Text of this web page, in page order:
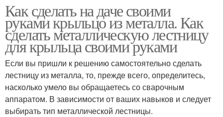
Как сделать на даче своими
руками крыльцо из металла. Как
сделать металлическую лестницу
для крыльца своими руками
Если вы пришли к решению самостоятельно сделать
лестницу из металла, то, прежде всего, определитесь,
насколько умело вы обращаетесь со сварочным
аппаратом. В зависимости от ваших навыков и следует
выбирать тип металлической лестницы.